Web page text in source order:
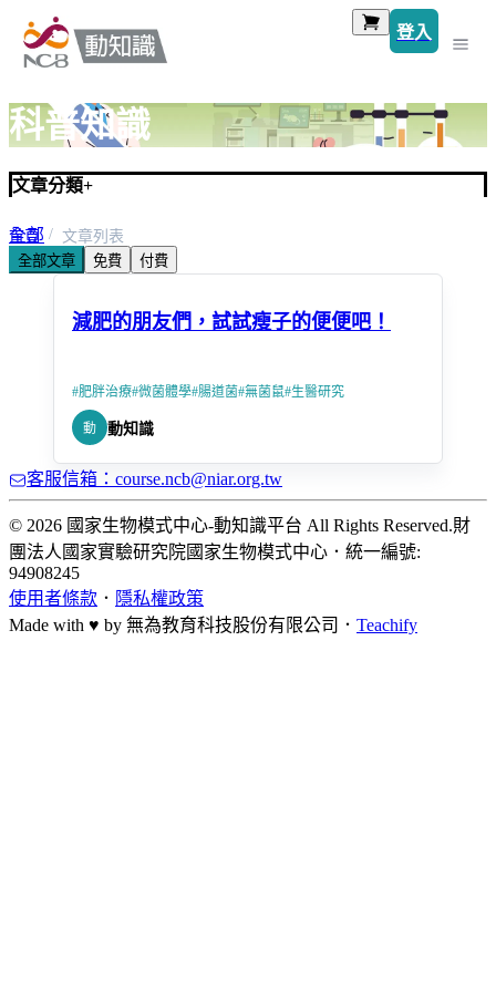
登入
科普知識
文章分類+
全部
生醫研究
首頁
文章列表
全部文章
免費 付費
減肥的朋友們，試試瘦子的便便吧！
#肥胖治療#微菌體學#腸道菌#無菌鼠#生醫研究
動 動知識
客服信箱：course.ncb@niar.org.tw
© 2026 國家生物模式中心-動知識平台 All Rights Reserved.財
團法人國家實驗研究院國家生物模式中心 ． 統一編號:
94908245
使用者條款 ． 隱私權政策
Made with ♥ by 無為教育科技股份有限公司． Teachify